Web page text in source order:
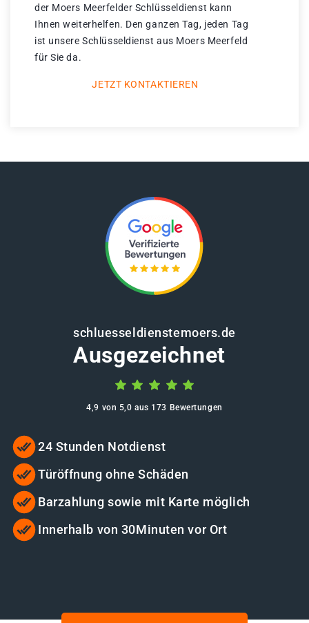
der Moers Meerfelder Schlüsseldienst kann
Ihnen weiterhelfen. Den ganzen Tag, jeden Tag
ist unsere Schlüsseldienst aus Moers Meerfeld
für Sie da.
JETZT KONTAKTIEREN
schluesseldienstemoers.de
Ausgezeichnet
4,9 von 5,0 aus 173 Bewertungen
24 Stunden Notdienst
Türöffnung ohne Schäden
Barzahlung sowie mit Karte möglich
Innerhalb von 30Minuten vor Ort